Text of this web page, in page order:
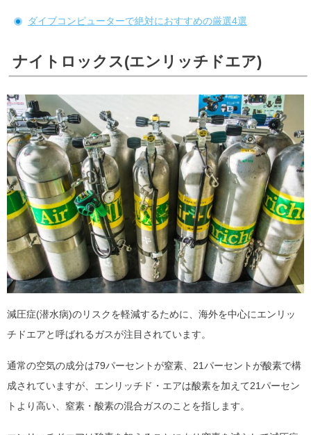
ダイブコンピューターで絶対におすすめの厳選4選
ナイトロックス(エンリッチドエア)
減圧症(潜水病)のリスクを軽減するために、海外を中心にエンリッ
チドエアと呼ばれるガスが注目されています。
通常の空気の成分は79パーセントが窒素、21パーセントが酸素で構
成されていますが、エンリッチド・エアは酸素を加えて21パーセン
トより高い、窒素・酸素の混合ガスのことを指します。